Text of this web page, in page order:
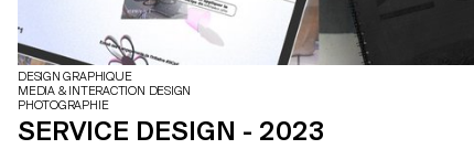
DESIGN GRAPHIQUE
MEDIA & INTERACTION DESIGN
PHOTOGRAPHIE
SERVICE DESIGN - 2023